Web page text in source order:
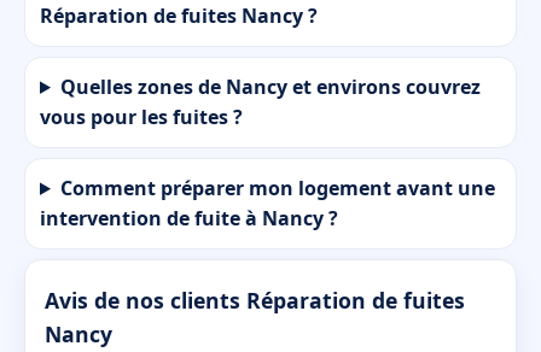
Réparation de fuites Nancy ?
Quelles zones de Nancy et environs couvrez
vous pour les fuites ?
Comment préparer mon logement avant une
intervention de fuite à Nancy ?
Avis de nos clients Réparation de fuites
Nancy